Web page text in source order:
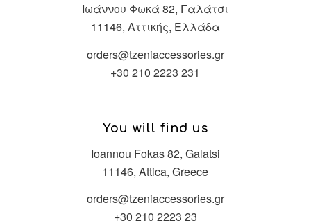
Ιωάννου Φωκά 82, Γαλάτσι
11146, Αττικής, Ελλάδα
orders@tzeniaccessories.gr
+30 210 2223 231
You will find us
Ioannou Fokas 82, Galatsi
11146, Attica, Greece
orders@tzeniaccessories.gr
+30 210 2223 23